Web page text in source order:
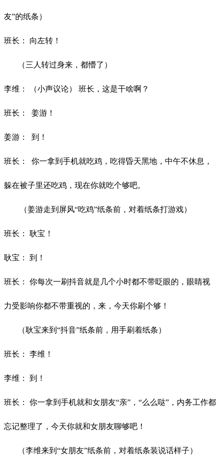
友”的纸条）
班长： 向左转！
（三人转过身来，都懵了）
李维： （小声议论） 班长，这是干啥啊？
班长： 姜游！
姜游： 到！
班长： 你一拿到手机就吃鸡，吃得昏天黑地，中午不休息，
躲在被子里还吃鸡，现在你就吃个够吧。
（姜游走到屏风“吃鸡”纸条前，对着纸条打游戏）
班长： 耿宝！
耿宝： 到！
班长： 你每次一刷抖音就是几个小时都不带眨眼的，眼睛视
力受影响你都不带重视的，来，今天你刷个够！
（耿宝来到 “抖音”纸条前，用手刷着纸条）
班长： 李维！
李维： 到！
班长： 你一拿到手机就和女朋友“亲”，“么么哒”，内务工作都
忘记整理了，今天你就和女朋友聊够吧！
（李维来到 “女朋友”纸条前，对着纸条装说话样子）